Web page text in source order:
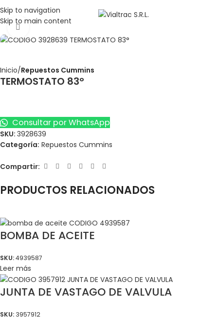
Skip to navigation
Skip to main content
MENU
Inicio Repuestos Cummins
TERMOSTATO 83°
Consultar por WhatsApp
SKU: 3928639
Categoría: Repuestos Cummins
Compartir:
PRODUCTOS RELACIONADOS
BOMBA DE ACEITE
SKU:4939587
Leer más
JUNTA DE VASTAGO DE VALVULA
SKU: 3957912